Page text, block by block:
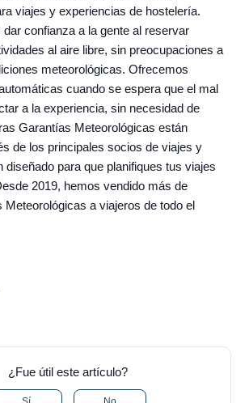
viajes y experiencias de hostelería.
confianza a la gente al reservar
al aire libre, sin preocupaciones a
meteorológicas. Ofrecemos
cuando se espera que el mal
a la experiencia, sin necesidad de
Garantías Meteorológicas están
de los principales socios de viajes y
diseñado para que planifiques tus viajes
2019, hemos vendido más de
Meteorológicas a viajeros de todo el
¿Fue útil este artículo?